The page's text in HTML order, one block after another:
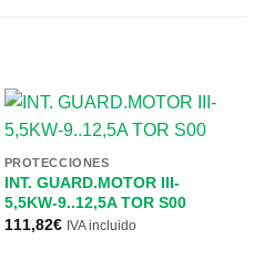
PROTECCIONES
INT. GUARD.MOTOR III-
5,5KW-9..12,5A TOR S00
111,82€ IVA incluido